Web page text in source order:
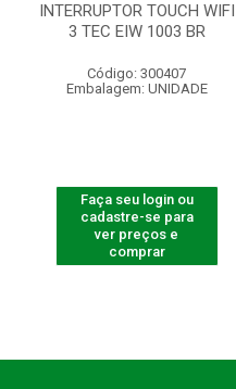
INTERRUPTOR TOUCH WIFI
3 TEC EIW 1003 BR
Código: 300407
Embalagem: UNIDADE
Faça seu login ou
cadastre-se para
ver preços e
comprar